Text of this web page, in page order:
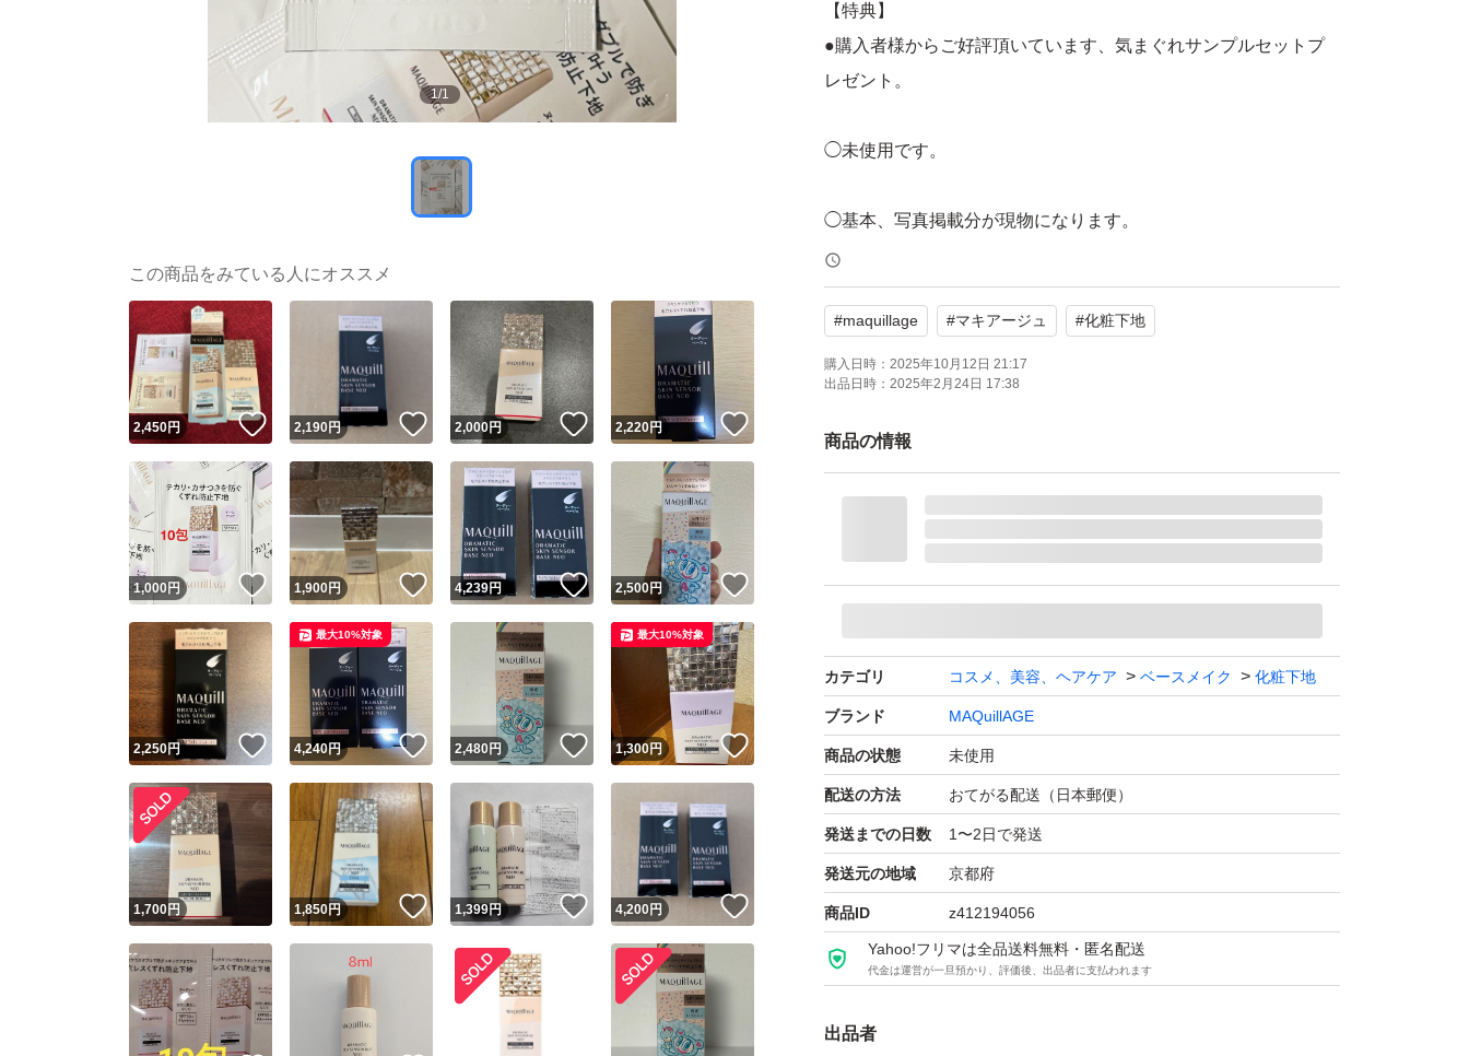
1/1
【特典】
●購入者様からご好評頂いています、気まぐれサンプルセットプ
レゼント。
◯未使用です。
◯基本、写真掲載分が現物になります。
【ご購入前に必ずお読み下さい】
最近、商品のすり替え返品・返金が多発しているようです。誠に
申し訳ありませんがご購入される方は以下の内容をすべて同意さ
れた上でご購入手続きへお進み下さい。
方はご購入をお控え下さい。また未使用ですが個人保管の為、光
をあてて見える傷があると思います。完璧品を求める方、また神
◯商品到着後、必ず受け取りボタンを押してください。
◯送料の関係上、箱無し、簡易包装での発送となります。
●すり替え防止の為、全ての返品・返金はお受けできません。何
卒ご了承下さい。
◯上記内容をご了承頂ける方のみご購入下さい。
不当評価やトラブル防止の為、ご面倒なお願いではありますが、
ご協力のほど宜しくお願いしますm(_ _)m
#maquillage #マキアージュ #化粧下地
購入日時： 2025年10月12日 21:17
出品日時： 2025年2月24日 17:38
商品の情報
カテゴリ コスメ、美容、ヘアケア ベースメイク 化粧下地
ブランド MAQuillAGE
商品の状態 未使用
配送の方法 おてがる配送（日本郵便）
発送までの日数 1〜2日で発送
発送元の地域 京都府
商品ID z412194056
Yahoo!フリマは全品送料無料・匿名配送
代金は運営が一旦預かり、評価後、出品者に支払われます
出品者
この商品をみている人にオススメ
2,450円 いいね！
2,190円 いいね！
2,000円 いいね！
2,220円
1,000円 いいね！
1,900円 いいね！
4,239円 いいね！
2,500円
2,250円 いいね！
4,240円 いいね！
最大10%対象
2,480円 いいね！
1,300円 いいね！
最大10%対象
1,700円 1,850円 いいね！
1,399円 いいね！
4,200円